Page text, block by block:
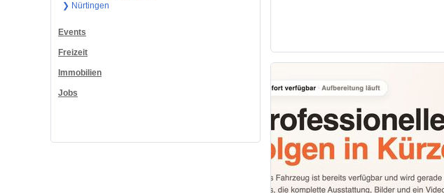
❯ Nürtingen
Events
Freizeit
Immobilien
Jobs